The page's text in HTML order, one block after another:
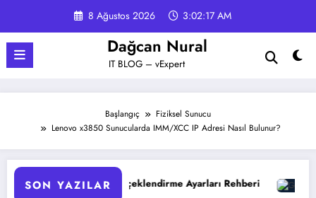
8 Ağustos 2026 3:02:18 AM
Dağcan Nural
IT BLOG – vExpert
Başlangıç
Fiziksel Sunucu
Lenovo x3850 Sunucularda IMM/XCC IP Adresi Nasıl Bulunur?
SON YAZILAR
Ayarları Rehberi Google Gemini 3 ile